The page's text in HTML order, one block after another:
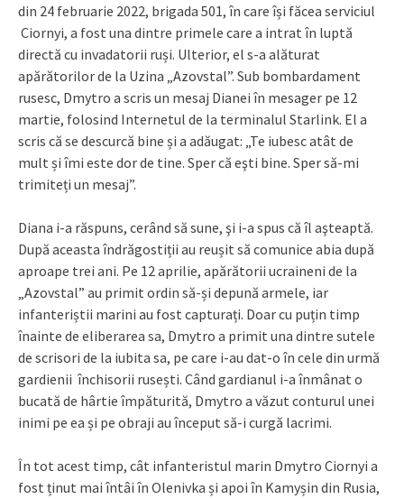
din 24 februarie 2022, brigada 501, în care își făcea serviciul
Ciornyi, a fost una dintre primele care a intrat în luptă
directă cu invadatorii ruși. Ulterior, el s-a alăturat
apărătorilor de la Uzina „Azovstal”. Sub bombardament
rusesc, Dmytro a scris un mesaj Dianei în mesager pe 12
martie, folosind Internetul de la terminalul Starlink. El a
scris că se descurcă bine și a adăugat: „Te iubesc atât de
mult și îmi este dor de tine. Sper că eşti bine. Sper să-mi
trimiteți un mesaj”.
Diana i-a răspuns, cerând să sune, şi i-a spus că îl aşteaptă.
După aceasta îndrăgostiții au reușit să comunice abia după
aproape trei ani. Pe 12 aprilie, apărătorii ucraineni de la
„Azovstal” au primit ordin să-și depună armele, iar
infanteriștii marini au fost capturați. Doar cu puțin timp
înainte de eliberarea sa, Dmytro a primit una dintre sutele
de scrisori de la iubita sa, pe care i-au dat-o în cele din urmă
gardienii închisorii rusești. Când gardianul i-a înmânat o
bucată de hârtie împăturită, Dmytro a văzut conturul unei
inimi pe ea și pe obraji au început să-i curgă lacrimi.
În tot acest timp, cât infanteristul marin Dmytro Ciornyi a
fost ținut mai întâi în Olenivka și apoi în Kamyșin din Rusia,